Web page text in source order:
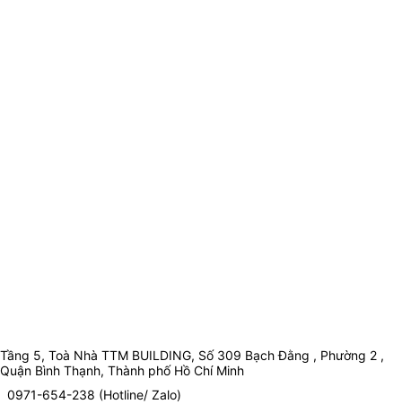
Tầng 5, Toà Nhà TTM BUILDING, Số 309 Bạch Đằng , Phường 2 ,
Quận Bình Thạnh, Thành phố Hồ Chí Minh
0971-654-238 (Hotline/ Zalo)